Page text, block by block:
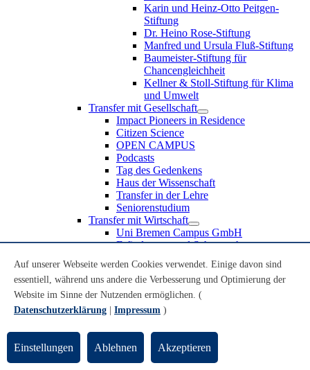
Karin und Heinz-Otto Peitgen-
Stiftung
Dr. Heino Rose-Stiftung
Manfred und Ursula Fluß-Stiftung
Baumeister-Stiftung für
Chancengleichheit
Kellner & Stoll-Stiftung für Klima
und Umwelt
Transfer mit Gesellschaft
Impact Pioneers in Residence
Citizen Science
OPEN CAMPUS
Podcasts
Tag des Gedenkens
Haus der Wissenschaft
Transfer in der Lehre
Seniorenstudium
Transfer mit Wirtschaft
Uni Bremen Campus GmbH
Erfindungen und Schutzrechte
Recruiting an der Universität Bremen
Weiterbildung an der Universität Bremen
Transfer mit Schule
Schülerinnen und Schüler
Schulklassen
Lehrkräfte
Gründungsunterstützung
Auf unserer Webseite werden Cookies verwendet. Einige davon sind
essentiell, während uns andere die Verbesserung und Optimierung der
Website im Sinne der Nutzenden ermöglichen. (
Datenschutzerklärung
Impressum )
Einstellungen Ablehnen Akzeptieren